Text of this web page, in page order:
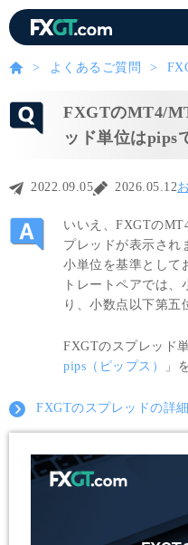
よくあるご質問
FXGTのMT4/
ッド単位はpips
2022.09.05 2026.05.12
いいえ、FXGTの
プレッドが表示され
小単位を基準として
トレートペアでは
り、小数点以下第五
FXGTのスプレッド
pips（ピップス）
」
FXGTのスプレッドの詳